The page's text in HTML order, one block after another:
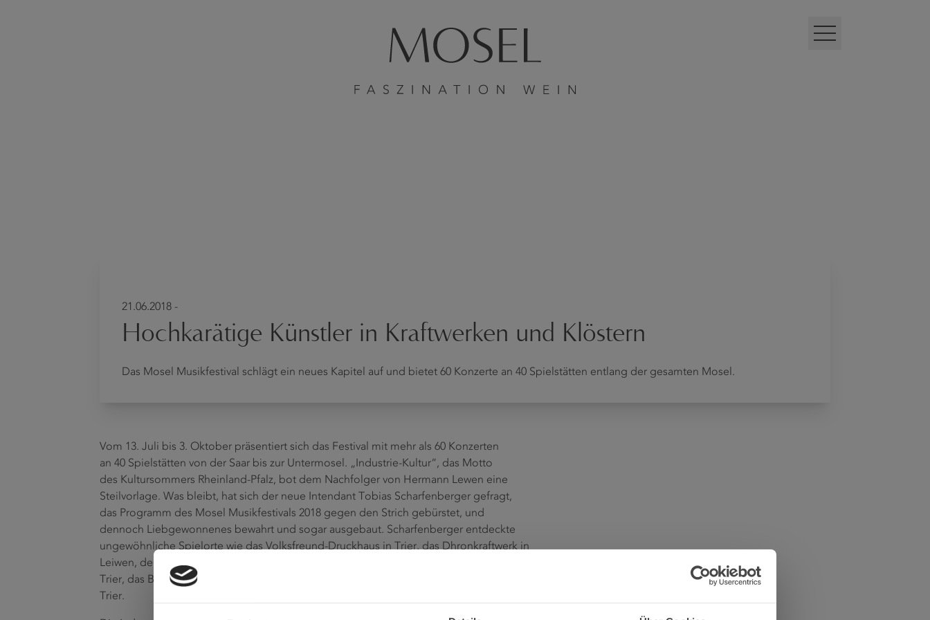
21.06.2018 -
Hochkarätige Künstler in Kraftwerken und Klöstern
Das Mosel Musikfestival schlägt ein neues Kapitel auf und bietet 60 Konzerte an 40 Spielstätten entlang der gesamten Mosel.
Vom 13. Juli bis 3. Oktober präsentiert sich das Festival mit mehr als 60 Konzerten
an 40 Spielstätten von der Saar bis zur Untermosel. „Industrie-Kultur“, das Motto
des Kultursommers Rheinland-Pfalz, bot dem Nachfolger von Hermann Lewen eine
Steilvorlage. Was bleibt, hat sich der neue Intendant Tobias Scharfenberger gefragt,
das Programm des Mosel Musikfestivals 2018 gegen den Strich gebürstet, und
dennoch Liebgewonnenes bewahrt und sogar ausgebaut. Scharfenberger entdeckte
ungewöhnliche Spielorte wie das Volksfreund-Druckhaus in Trier, das Dhronkraftwerk in
Leiwen, den Bundesbank-Bunker in Cochem, das Holzschnittlager der Firma Leyendecker
Trier, das Busdepot der Stadtwerke Trier und die Stanzhalle der Firma Natus
Trier.